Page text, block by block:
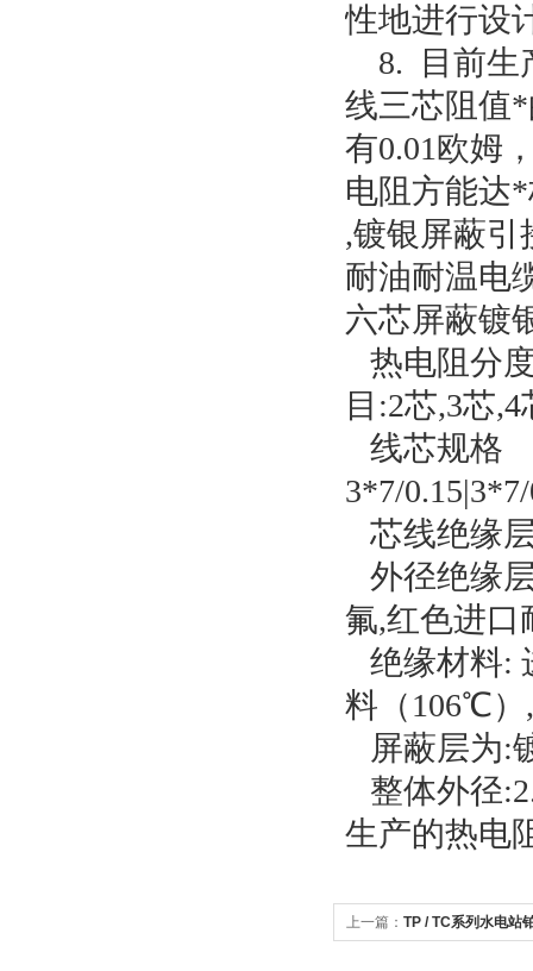
性地进行设
8. 目前生
线三芯阻值
有0.01欧姆
电阻方能达
,镀银屏蔽引
耐油耐温电
六芯屏蔽镀
热电阻分度
目:2芯,3芯
线芯规格
3*7/
芯线绝缘
外径绝缘
氟,红色进口
绝缘材料:
料（106℃）
屏蔽层为:
整体外径
生产的热电
上一篇： TP / TC系列水电站